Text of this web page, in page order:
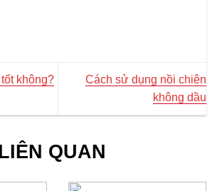
không?
Cách sử dụng nồi chiên
không dầu
QUAN